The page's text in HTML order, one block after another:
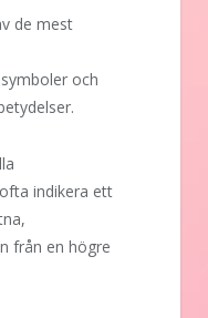
de mest
och
indikera ett
från en högre